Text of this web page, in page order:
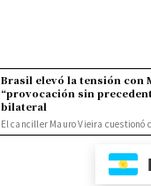
Brasil elevó la tensión con
“provocación sin
bilateral
El canciller Mauro Vieira cuestionó